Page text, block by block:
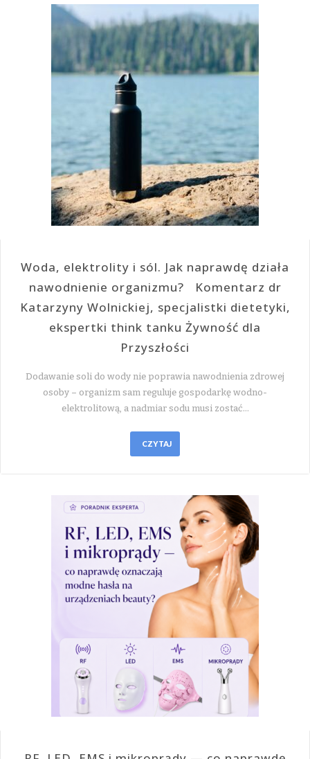
Woda, elektrolity i sól. Jak naprawdę działa
nawodnienie organizmu? Komentarz dr
Katarzyny Wolnickiej, specjalistki dietetyki,
ekspertki think tanku Żywność dla
Przyszłości
Dodawanie soli do wody nie poprawia nawodnienia zdrowej
osoby – organizm sam reguluje gospodarkę wodno-
elektrolitową, a nadmiar sodu musi zostać…
CZYTAJ